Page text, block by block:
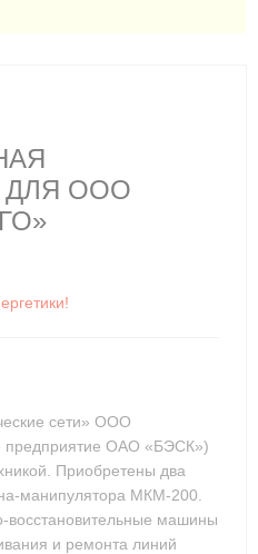
ДЛЯ ООО
сети» ООО
предприятие ОАО «БЭСК»)
Приобретены два
манипулятора МКМ-200.
восстановительные машины
и ремонта линий